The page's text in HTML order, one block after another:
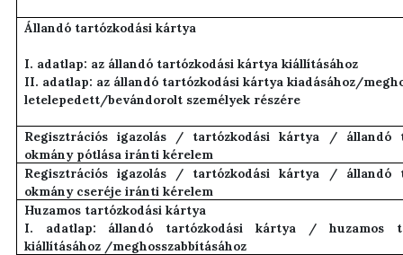
Állandó tartózkodási kártya
I. adatlap: az állandó tartózkodási kártya kiállításához
II. adatlap: az állandó tartózkodási kártya kiadásához/
letelepedett/bevándorolt személyek részére
Regisztrációs igazolás / tartózkodási kártya / állandó
okmány pótlása iránti kérelem
Regisztrációs igazolás / tartózkodási kártya / állandó
okmány cseréje iránti kérelem
Huzamos tartózkodási kártya
I. adatlap:
állandó tartózkodási kártya / huzamos
kiállításához /meghosszabbításához